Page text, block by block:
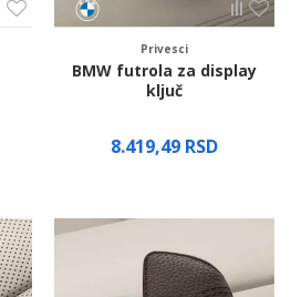
Privesci
BMW futrola za display
ključ
8.419,49 RSD